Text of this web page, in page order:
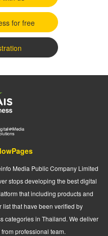
for free
Media Public Company Limited
stops developing the best digital
that including products and
that have been verified by
categories in Thailand. We deliver
professional team.